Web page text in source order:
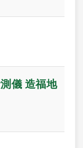
儀 造福地